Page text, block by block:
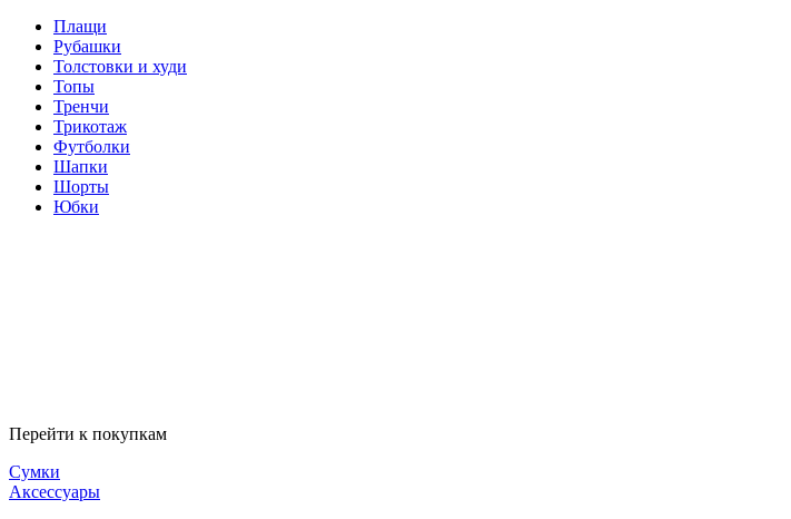
Плащи
Рубашки
Толстовки и худи
Топы
Тренчи
Трикотаж
Футболки
Шапки
Шорты
Юбки
Перейти к покупкам
Сумки
Аксессуары